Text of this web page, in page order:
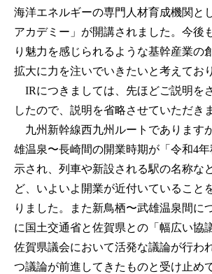
海洋エネルギーの専門人材育成機関と
アカデミー」が開講されました。今後
り魅力を感じられるような基幹産業の
拡大に力を注いでいきたいと考えてお
IRにつきましては、先ほどご説明を
したので、説明を省略させていただき
九州新幹線西九州ルートであります
雄温泉〜長崎間の開業時期が「令和4
示され、列車や新設される駅の名称な
ど、いよいよ開業が近付いていること
りました。また新鳥栖〜武雄温泉間に
に国土交通省と佐賀県との「幅広い協
佐賀県議会において活発な議論が行わ
つ議論が前進してきたものと受け止め